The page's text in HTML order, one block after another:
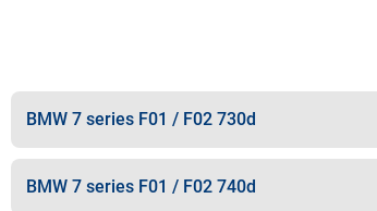
BMW 7 series F01 / F02 730d
BMW 7 series F01 / F02 740d